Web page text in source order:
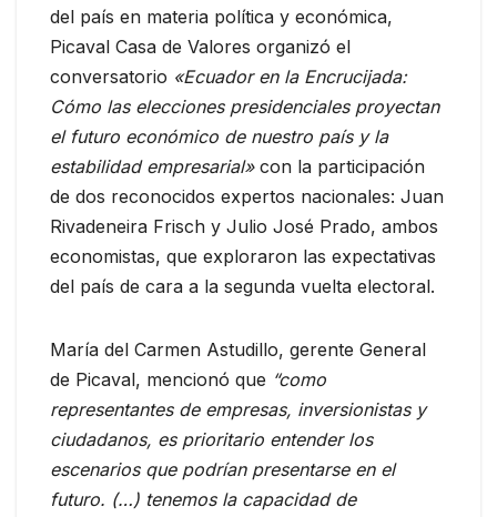
del país en materia política y económica,
Picaval Casa de Valores organizó el
conversatorio «Ecuador en la Encrucijada:
Cómo las elecciones presidenciales proyectan
el futuro económico de nuestro país y la
estabilidad empresarial»con la participación
de dos reconocidos expertos nacionales: Juan
Rivadeneira Frisch y Julio José Prado, ambos
economistas, que exploraron las expectativas
del país de cara a la segunda vuelta electoral.
María del Carmen Astudillo, gerente General
de Picaval, mencionó que “como
representantes de empresas, inversionistas y
ciudadanos, es prioritario entender los
escenarios que podrían presentarse en el
futuro. (…) tenemos la capacidad de